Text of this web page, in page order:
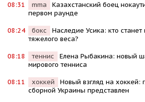
08:31 mma
Казахстанский боец
первом раунде
08:24 бокс
Наследие Усика: кто
тяжелого веса?
08:18 теннис
Елена Рыбакина: новый
мирового тенниса
08:11 хоккей
Новый взгляд на хоккей:
сборной Украины представлен